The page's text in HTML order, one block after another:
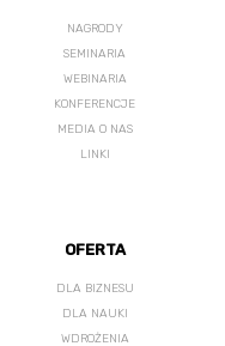
NAGRODY
SEMINARIA
WEBINARIA
KONFERENCJE
MEDIA O NAS
LINKI
OFERTA
DLA BIZNESU
DLA NAUKI
WDROŻENIA